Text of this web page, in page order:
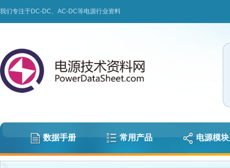
我们专注于DC-DC、AC-DC等电源行业资料
数据手册 常用产品 电源模